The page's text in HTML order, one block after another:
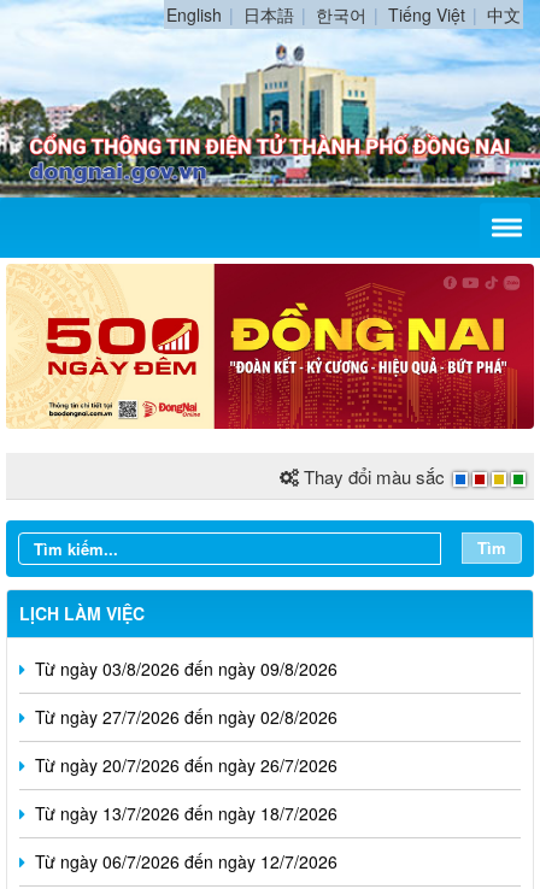
English 日本語 한국어 Tiếng Việt 中文
Thay đổi màu sắc
Tìm
LỊCH LÀM VIỆC
Từ ngày 03/8/2026 đến ngày 09/8/2026
Từ ngày 27/7/2026 đến ngày 02/8/2026
Từ ngày 20/7/2026 đến ngày 26/7/2026
Từ ngày 13/7/2026 đến ngày 18/7/2026
Từ ngày 06/7/2026 đến ngày 12/7/2026